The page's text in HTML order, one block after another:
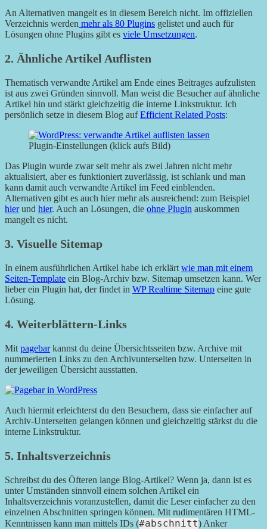
An Alternativen mangelt es in diesem Bereich nicht. Im offiziellen
Verzeichnis werden mehr als 80 Plugins gelistet und auch für
Lösungen ohne Plugins gibt es viele Umsetzungen.
2. Ähnliche Artikel Auflisten
Thematisch verwandte Artikel am Ende eines Beitrages aufzulisten
ist aus zwei Gründen sinnvoll. Man weist die Besucher auf ähnliche
Artikel hin und stärkt gleichzeitig die interne Linkstruktur. Ich
persönlich setze in diesem Blog aufEfficient Related Posts:
Plugin-Einstellungen (klick aufs Bild)
Das Plugin wurde zwar seit mehr als zwei Jahren nicht mehr
aktualisiert, aber es funktioniert zuverlässig, ist schlank und man
kann damit auch verwandte Artikel im Feed einblenden.
Alternativen gibt es auch hier mehr als ausreichend: zum Beispiel
hierund hier. Auch an Lösungen, die ohne Plugin auskommen
mangelt es nicht.
3. Visuelle Sitemap
In einem ausführlichen Artikel habe ich erklärt wie man mit einem
Seiten-Template ein Blog-Archiv bzw. Sitemap umsetzen kann. Wer
lieber ein Plugin hat, der findet in WP Realtime Sitemap eine gute
Lösung.
4. Weiterblättern-Links
Mit pagebarkannst du deine Übersichtsseiten bzw. Archive mit
nummerierten Links zu den Archivunterseiten bzw. Unterseiten in
der jeweiligen Übersicht ausstatten.
Auch hiermit erleichterst du den Besuchern, dass sie einfacher auf
Archiv-Unterseiten gelangen können und gleichzeitig stärkst du die
interne Linkstruktur.
5. Inhaltsverzeichnis
Schreibst du des Öfteren lange Blog-Artikel? Wenn ja, dann ist es
unter Umständen sinnvoll einem solchen Artikel ein
Inhaltsverzeichnis voranzustellen, damit die Leser einfacher zu den
einzelnen Abschnitten springen können. Mit rudimentären HTML-
Kenntnissen kann man mittels IDs (#abschnitt) Anker